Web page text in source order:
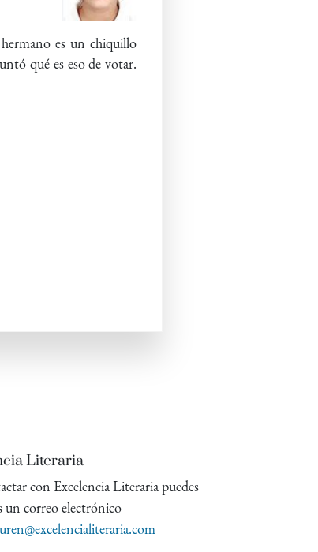
es un chiquillo
qué es eso de votar.
Literaria
con Excelencia Literaria puedes
un correo electrónico